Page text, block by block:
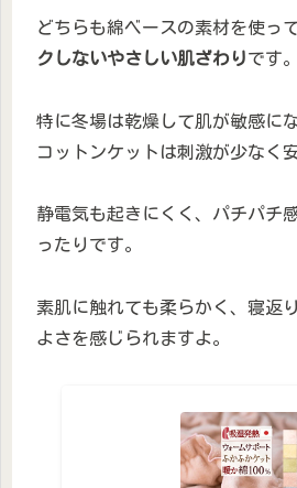
どちらも綿ベースの素材を使っ
クしないやさしい肌ざわりです。
特に冬場は乾燥して肌が敏感に
コットンケットは刺激が少なく安
静電気も起きにくく、パチパチ
ったりです。
素肌に触れても柔らかく、寝返
よさを感じられますよ。